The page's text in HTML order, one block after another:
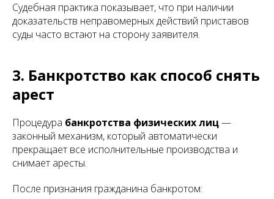
Судебная практика показывает, что при наличии
доказательств неправомерных действий приставов
суды часто встают на сторону заявителя.
3. Банкротство как способ снять
арест
Процедура банкротства физических лиц—
законный механизм, который автоматически
прекращает все исполнительные производства и
снимает аресты.
После признания гражданина банкротом: